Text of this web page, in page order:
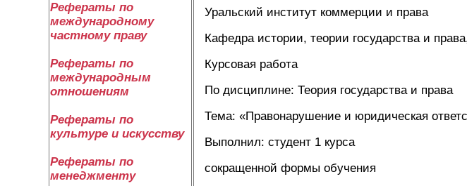
Рефераты по
международному
частному праву
Рефераты по
международным
отношениям
Рефераты по
культуре и искусству
Рефераты по
менеджменту
Уральский институт коммерции и права
Кафедра истории, теории государства и
Курсовая работа
По дисциплине: Теория государства и права
Тема: «Правонарушение и юридическая
Выполнил: студент 1 курса
сокращенной формы обучения